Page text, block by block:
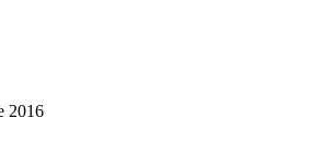
2016